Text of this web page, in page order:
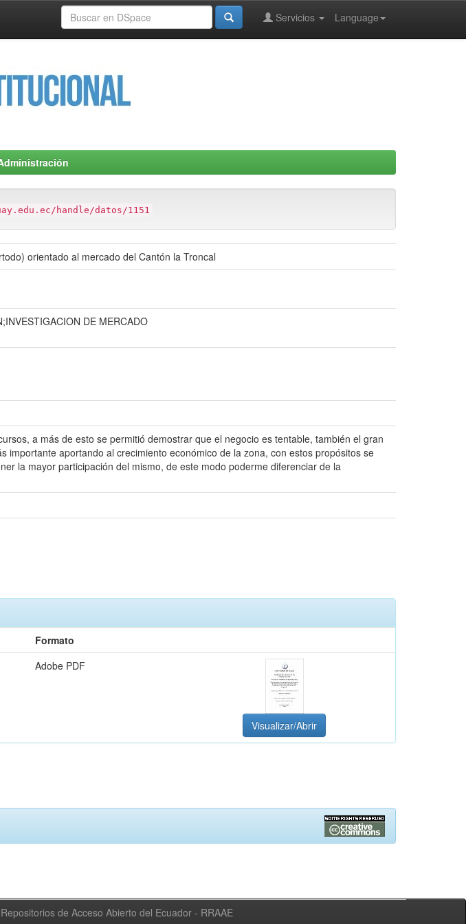
Language
Servicios
handle/datos/1151
orientado al mercado del Cantón la Troncal
DE MERCADO
a más de esto se permitió demostrar que el negocio es tentable, también el gran
aportando al crecimiento económico de la zona, con estos propósitos se
la mayor participación del mismo, de este modo poderme diferenciar de la
Formato
Adobe PDF
Visualizar/Abrir
de Acceso Abierto del Ecuador - RRAAE